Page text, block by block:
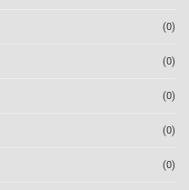
(0)
(0)
(0)
(0)
(0)